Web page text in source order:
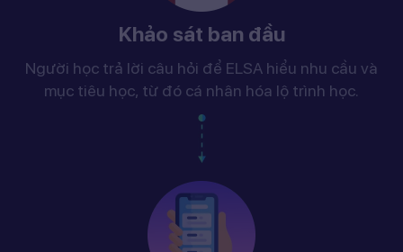
Khảo sát ban đầu
Người học trả lời câu hỏi để ELSA hiểu nhu cầu và
mục tiêu học, từ đó cá nhân hóa lộ trình học.